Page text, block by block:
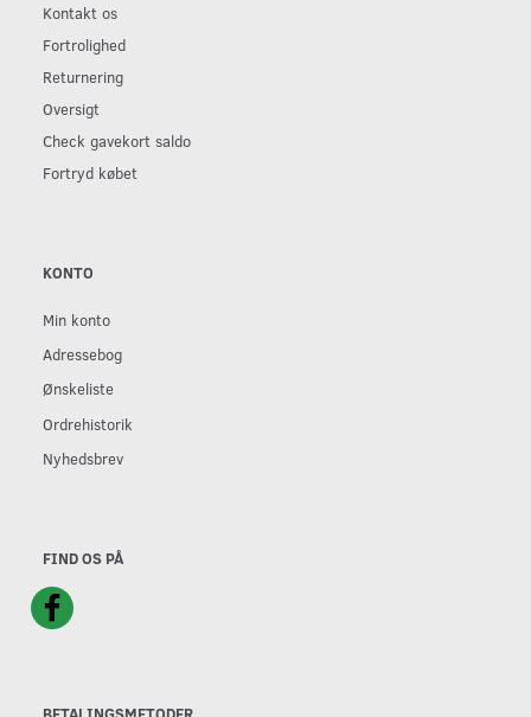
Kontakt os
Fortrolighed
Returnering
Oversigt
Check gavekort saldo
Fortryd købet
KONTO
Min konto
Adressebog
Ønskeliste
Ordrehistorik
Nyhedsbrev
FIND OS PÅ